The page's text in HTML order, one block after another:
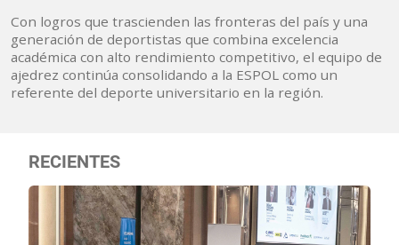
Con logros que trascienden las fronteras del país y una
generación de deportistas que combina excelencia
académica con alto rendimiento competitivo, el equipo de
ajedrez continúa consolidando a la ESPOL como un
referente del deporte universitario en la región.
RECIENTES